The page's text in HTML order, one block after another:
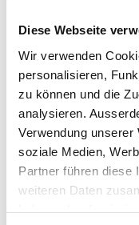
Diese Webseite
Wir verwenden
personalisieren,
zu können und die
analysieren.
Verwendung
soziale Medien,
Partner führen diese
weiteren Daten